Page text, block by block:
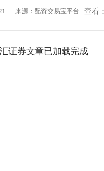
来源：配资交易宝平台 查看：
证券文章已加载完成